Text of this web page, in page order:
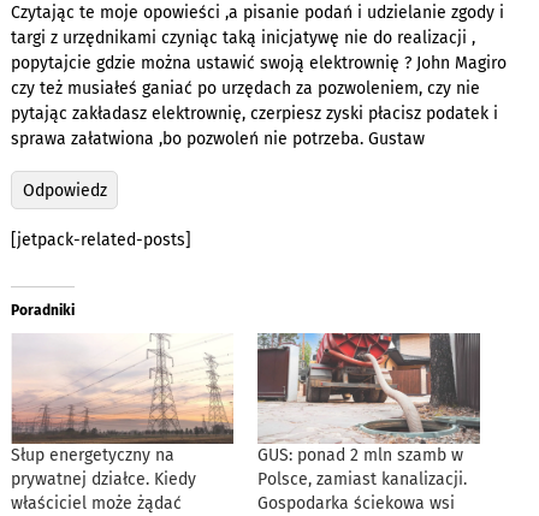
Czytając te moje opowieści ,a pisanie podań i udzielanie zgody i
targi z urzędnikami czyniąc taką inicjatywę nie do realizacji ,
popytajcie gdzie można ustawić swoją elektrownię ? John Magiro
czy też musiałeś ganiać po urzędach za pozwoleniem, czy nie
pytając zakładasz elektrownię, czerpiesz zyski płacisz podatek i
sprawa załatwiona ,bo pozwoleń nie potrzeba. Gustaw
Odpowiedz
[jetpack-related-posts]
Poradniki
Słup energetyczny na
prywatnej działce. Kiedy
właściciel może żądać
GUS: ponad 2 mln szamb w
Polsce, zamiast kanalizacji.
Gospodarka ściekowa wsi